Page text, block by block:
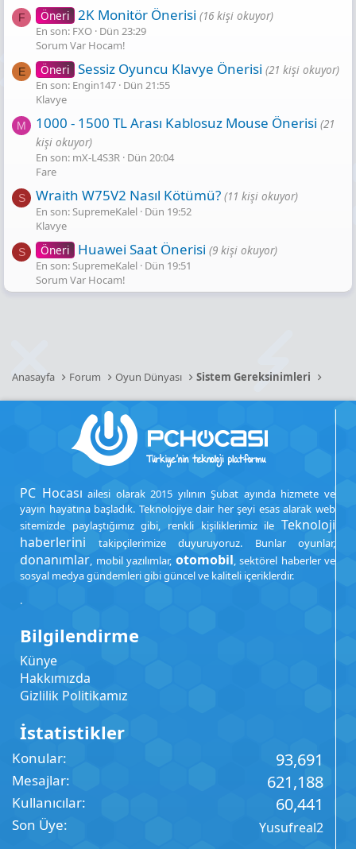
F Öneri 2K Monitör Önerisi (16 kişi okuyor)
En son: FXO Dün 23:29
Sorum Var Hocam!
E Öneri Sessiz Oyuncu Klavye Önerisi (21 kişi okuyor)
En son: Engin147 Dün 21:55
Klavye
M 1000 - 1500 TL Arası Kablosuz Mouse Önerisi (21
kişi okuyor)
En son: mX-L4S3R Dün 20:04
Fare
S Wraith W75V2 Nasıl Kötümü? (11 kişi okuyor)
En son: SupremeKalel Dün 19:52
Klavye
S Öneri Huawei Saat Önerisi (9 kişi okuyor)
En son: SupremeKalel Dün 19:51
Sorum Var Hocam!
Anasayfa Forum Oyun Dünyası Sistem Gereksinimleri
PC Hocası ailesi olarak 2015 yılının Şubat ayında hizmete ve
yayın hayatına başladık. Teknolojiye dair her şeyi esas alarak web
sitemizde paylaştığımız gibi, renkli kişiliklerimiz ile Teknoloji
haberlerini takipçilerimize duyuruyoruz. Bunlar oyunlar,
donanımlar, mobil yazılımlar, otomobil, sektörel haberler ve
sosyal medya gündemleri gibi güncel ve kaliteli içeriklerdir.
.
Bilgilendirme
Künye
Hakkımızda
Gizlilik Politikamız
İstatistikler
Konular 93,691
Mesajlar 621,188
Kullanıcılar 60,441
Son Üye Yusufreal2